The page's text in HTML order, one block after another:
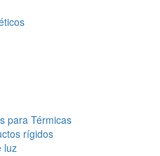
para Térmicas
rígidos
luz